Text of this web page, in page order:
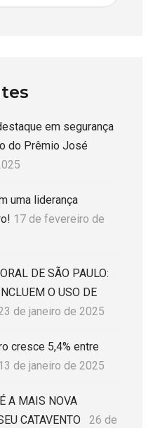
em segurança
do Prêmio José
uma liderança
17 de fevereiro de
DE SÃO PAULO:
O USO DE
de janeiro de 2025
cresce 5,4% entre
de janeiro de 2025
A MAIS NOVA
CATAVENTO
26 de